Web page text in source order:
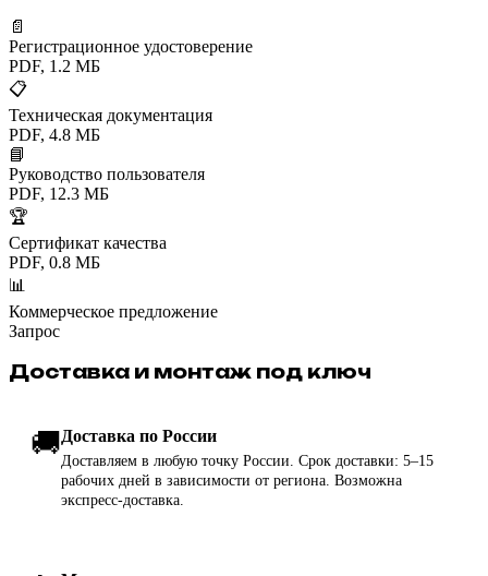
📄
Регистрационное удостоверение
PDF, 1.2 МБ
📋
Техническая документация
PDF, 4.8 МБ
📘
Руководство пользователя
PDF, 12.3 МБ
🏆
Сертификат качества
PDF, 0.8 МБ
📊
Коммерческое предложение
Запрос
Доставка и монтаж под ключ
🚚Доставка по России
Доставляем в любую точку России. Срок доставки: 5–15
рабочих дней в зависимости от региона. Возможна
экспресс-доставка.